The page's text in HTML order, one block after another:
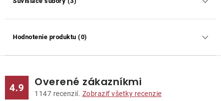
Hodnotenie produktu (0)
4.9 Overené zákazníkmi
1147 recenzií. Zobraziť všetky recenzie